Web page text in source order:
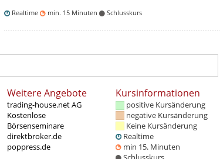
Realtime min. 15 Minuten Schlusskurs
Weitere Angebote
trading-house.net AG
Kostenlose
Börsenseminare
direktbroker.de
poppress.de
Kursinformationen
positive Kursänderung
negative Kursänderung
Keine Kursänderung
Realtime
min 15. Minuten